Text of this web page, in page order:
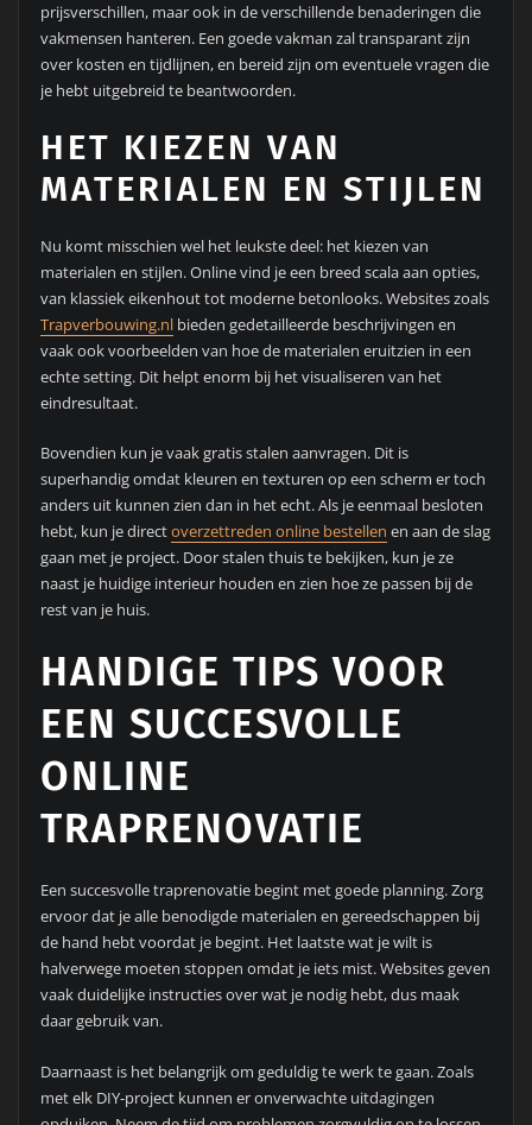
prijsverschillen, maar ook in de verschillende benaderingen die
vakmensen hanteren. Een goede vakman zal transparant zijn
over kosten en tijdlijnen, en bereid zijn om eventuele vragen die
je hebt uitgebreid te beantwoorden.
HET KIEZEN VAN
MATERIALEN EN STIJLEN
Nu komt misschien wel het leukste deel: het kiezen van
materialen en stijlen. Online vind je een breed scala aan opties,
van klassiek eikenhout tot moderne betonlooks. Websites zoals
Trapverbouwing.nlbieden gedetailleerde beschrijvingen en
vaak ook voorbeelden van hoe de materialen eruitzien in een
echte setting. Dit helpt enorm bij het visualiseren van het
eindresultaat.
Bovendien kun je vaak gratis stalen aanvragen. Dit is
superhandig omdat kleuren en texturen op een scherm er toch
anders uit kunnen zien dan in het echt. Als je eenmaal besloten
hebt, kun je directoverzettreden online bestellen en aan de slag
gaan met je project. Door stalen thuis te bekijken, kun je ze
naast je huidige interieur houden en zien hoe ze passen bij de
rest van je huis.
HANDIGE TIPS VOOR
EEN SUCCESVOLLE
ONLINE
TRAPRENOVATIE
Een succesvolle traprenovatie begint met goede planning. Zorg
ervoor dat je alle benodigde materialen en gereedschappen bij
de hand hebt voordat je begint. Het laatste wat je wilt is
halverwege moeten stoppen omdat je iets mist. Websites geven
vaak duidelijke instructies over wat je nodig hebt, dus maak
daar gebruik van.
Daarnaast is het belangrijk om geduldig te werk te gaan. Zoals
met elk DIY-project kunnen er onverwachte uitdagingen